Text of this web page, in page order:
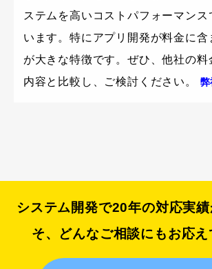
ステムを高いコストパフォーマンス
います。特にアプリ開発が料金に含
が大きな特徴です。ぜひ、他社の料
内容と比較し、ご検討ください。
システム開発で20年の対応実
そ、
どんなご相談にもお応え